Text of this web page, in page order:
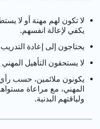
لا تكون لهم مهنة أو لا
يكفي لإعالة انفسهم.
يحتاجون إلى إعادة التدريب
لا يستحقون التأهيل المهني
يكونون ملائمين، حسب رأي
المهني، مع مراعاة
ولياقتهم البدنية.